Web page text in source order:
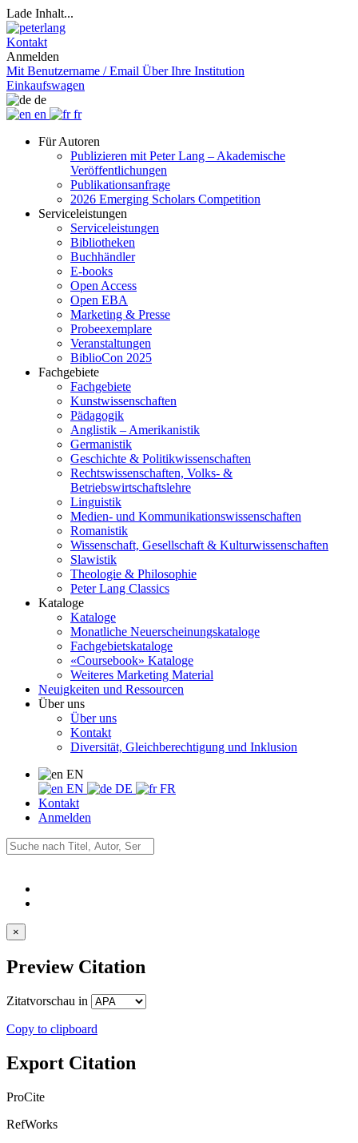
Lade Inhalt...
Kontakt
Anmelden
Mit Benutzername / Email Über Ihre Institution
Einkaufswagen
de
en
fr
Für Autoren
Publizieren mit Peter Lang – Akademische
Veröffentlichungen
Publikationsanfrage
2026 Emerging Scholars Competition
Serviceleistungen
Serviceleistungen
Bibliotheken
Buchhändler
E-books
Open Access
Open EBA
Marketing & Presse
Probeexemplare
Veranstaltungen
BiblioCon 2025
Fachgebiete
Fachgebiete
Kunstwissenschaften
Pädagogik
Anglistik – Amerikanistik
Germanistik
Geschichte & Politikwissenschaften
Rechtswissenschaften, Volks- &
Betriebswirtschaftslehre
Linguistik
Medien- und Kommunikationswissenschaften
Romanistik
Wissenschaft, Gesellschaft & Kulturwissenschaften
Slawistik
Theologie & Philosophie
Peter Lang Classics
Kataloge
Kataloge
Monatliche Neuerscheinungskataloge
Fachgebietskataloge
«Coursebook» Kataloge
Weiteres Marketing Material
Neuigkeiten und Ressourcen
Über uns
Über uns
Kontakt
Diversität, Gleichberechtigung und Inklusion
EN
EN
DE
FR
Kontakt
Anmelden
×
Preview Citation
Zitatvorschau in
Copy to clipboard
Export Citation
ProCite
RefWorks